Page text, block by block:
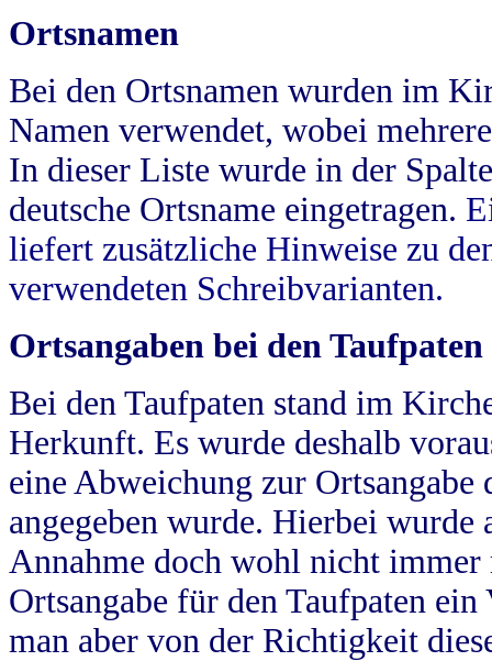
Ortsnamen
Bei den Ortsnamen wurden im
Namen verwendet, wobei
In dieser Liste wurde in der
deutsche Ortsname eingetragen.
liefert zusätzliche Hinweise zu
verwendeten Schreibvarianten.
Ortsangaben bei den Taufpaten
Bei den Taufpaten stand im
Herkunft. Es wurde deshalb
eine Abweichung zur
angegeben wurde. Hierbei wurde
Annahme doch wohl nicht
Ortsangabe für den Taufpaten
man aber von der Richtigkeit